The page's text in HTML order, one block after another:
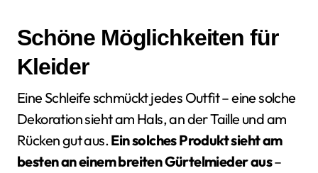
Schöne Möglichkeiten für
Kleider
Eine Schleife schmückt jedes Outfit – eine solche
Dekoration sieht am Hals, an der Taille und am
Rücken gut aus.Ein solches Produkt sieht am
besten an einem breiten Gürtelmieder aus–